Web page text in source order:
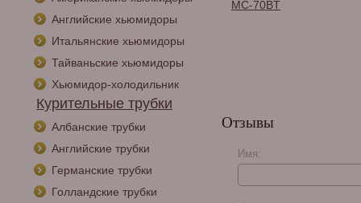
Английские хьюмидоры
Итальянские хьюмидоры
Тайваньские хьюмидоры
Хьюмидор-холодильник
Курительные трубки
Албанские трубки
Английские трубки
Германские трубки
Голландские трубки
MC-70BT
Отзывы
Имя: